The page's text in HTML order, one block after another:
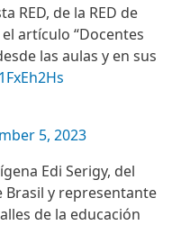
RED, de la RED de
artículo “Docentes
las aulas y en sus
5, 2023
Edi Serigy, del
Brasil y representante
de la educación